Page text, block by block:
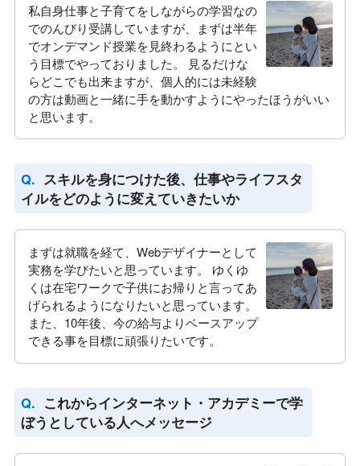
私自身仕事と子育てをしながらの学習なの
でのんびり受講していますが、まずは半年
でオンデマンド授業を見終わるようにとい
う目標でやっておりました。 見るだけな
らどこでも出来ますが、個人的には未経験
の方は動画と一緒に手を動かすようにやったほうがいい
と思います。
スキルを身につけた後、仕事やライフスタ
イルをどのように変えていきたいか
まずは就職を経て、Webデザイナーとして
実務を学びたいと思っています。 ゆくゆ
くは在宅ワークで子供にお帰りと言ってあ
げられるようになりたいと思っています。
また、10年後、今の給与よりベースアップ
できる事を目標に頑張りたいです。
これからインターネット・アカデミーで学
ぼうとしている人へメッセージ